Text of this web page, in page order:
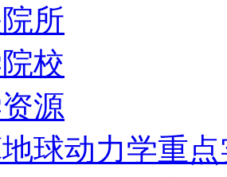
所
校
源
球动力学重